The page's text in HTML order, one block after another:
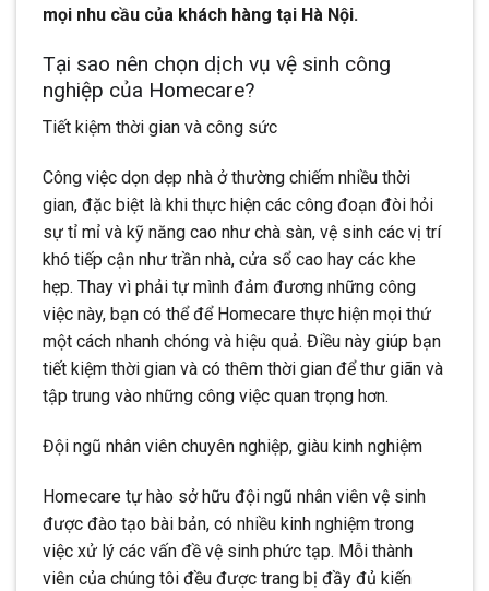
mọi nhu cầu của khách hàng tại Hà Nội.
Tại sao nên chọn dịch vụ vệ sinh công
nghiệp của Homecare?
Tiết kiệm thời gian và công sức
Công việc dọn dẹp nhà ở thường chiếm nhiều thời
gian, đặc biệt là khi thực hiện các công đoạn đòi hỏi
sự tỉ mỉ và kỹ năng cao như chà sàn, vệ sinh các vị trí
khó tiếp cận như trần nhà, cửa sổ cao hay các khe
hẹp. Thay vì phải tự mình đảm đương những công
việc này, bạn có thể để Homecare thực hiện mọi thứ
một cách nhanh chóng và hiệu quả. Điều này giúp bạn
tiết kiệm thời gian và có thêm thời gian để thư giãn và
tập trung vào những công việc quan trọng hơn.
Đội ngũ nhân viên chuyên nghiệp, giàu kinh nghiệm
Homecare tự hào sở hữu đội ngũ nhân viên vệ sinh
được đào tạo bài bản, có nhiều kinh nghiệm trong
việc xử lý các vấn đề vệ sinh phức tạp. Mỗi thành
viên của chúng tôi đều được trang bị đầy đủ kiến